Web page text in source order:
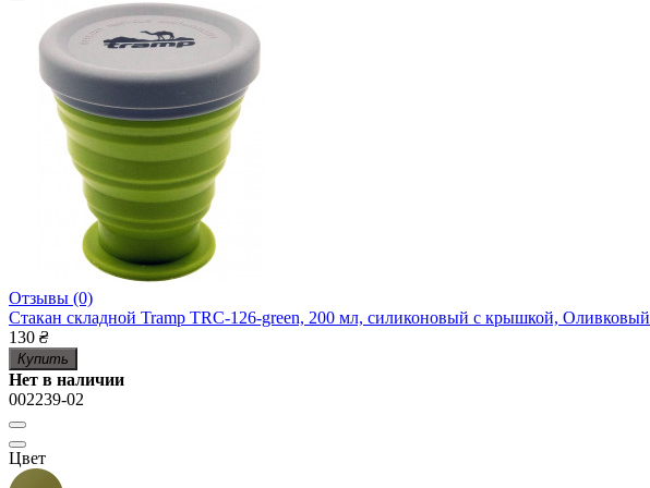
Отзывы (0)
Стакан складной Tramp TRC-126-green, 200 мл, силиконовый с крышкой, Оливковый
130 ₴
Купить
Нет в наличии
002239-02
Цвет